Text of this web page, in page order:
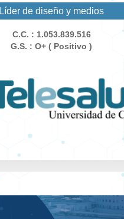
Líder de diseño y medios
C.C. : 1.053.839.516
G.S. : O+ ( Positivo )